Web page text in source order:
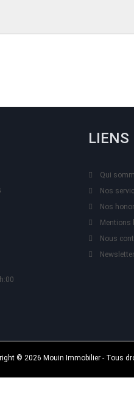
LIENS
Qui
Nos
Nos
Mentions
Nous
Newsletter
© 2026 Mouin Immobilier - Tous